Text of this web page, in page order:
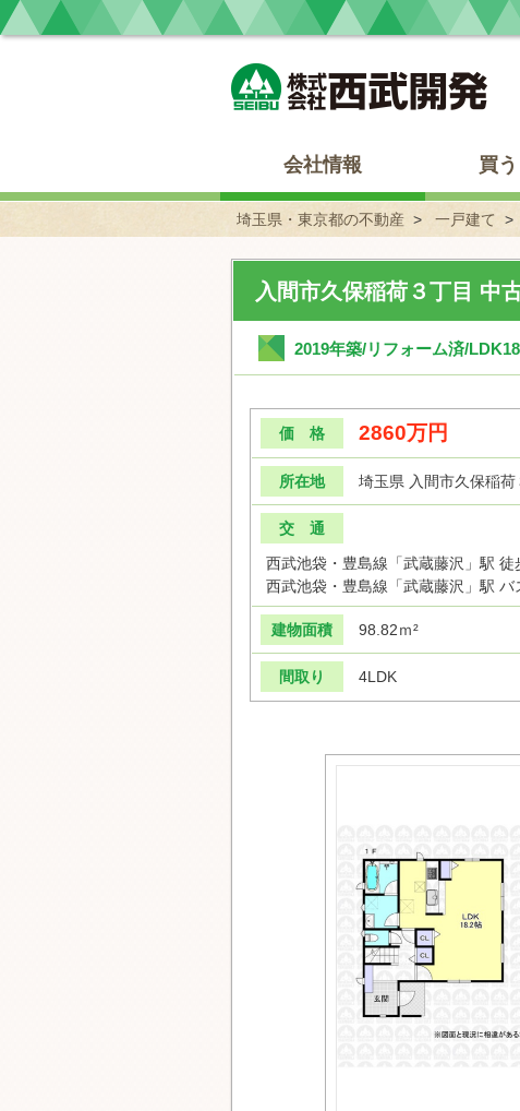
会社情報 買
埼玉県・東京都の不動産 一戸建て
入間市久保稲荷３丁目 中
2019年築/リフォーム済/
価 格 2860万円
所在地 埼玉県 入間市久保稲荷
交 通
西武池袋・豊島線「武蔵藤沢」駅 徒
西武池袋・豊島線「武蔵藤沢」駅
建物面積 98.82ｍ²
間取り 4LDK